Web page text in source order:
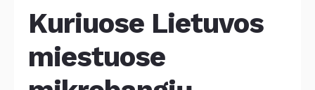
Kuriuose Lietuvos
miestuose